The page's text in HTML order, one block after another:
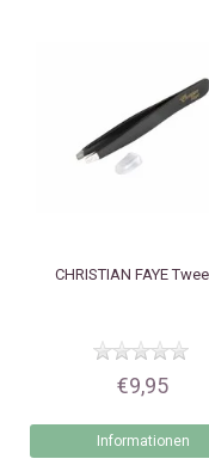
CHRISTIAN FAYE
€9,95
Informationen